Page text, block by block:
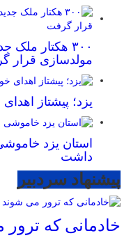
۳۰۰ هکتار
مولدسازی قرار
یزد؛ پیشتاز
استان یزد
داشت
پیشنهاد سردبیر
خادمانی که